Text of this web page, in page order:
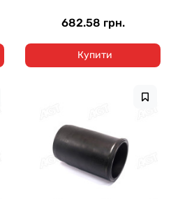
682.58 грн.
Купити